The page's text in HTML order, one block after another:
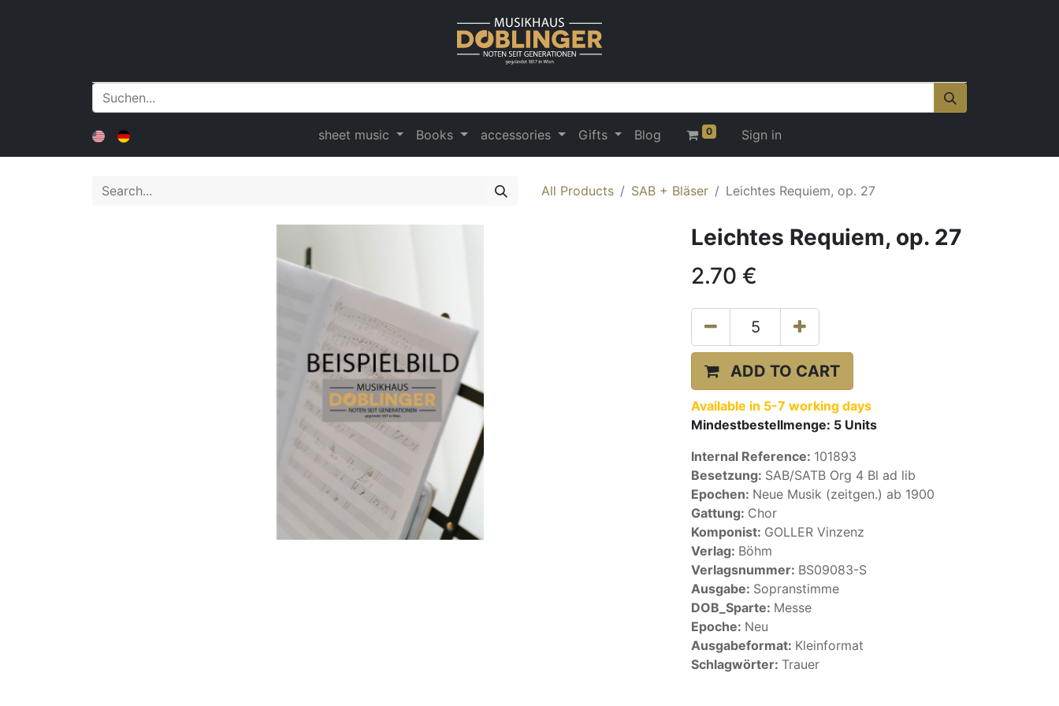
sheet music Books accessories Gifts Blog 0 Sign in
All Products SAB + Bläser Leichtes Requiem, op. 27
Leichtes Requiem, op. 27
2.70 €
ADD TO CART
Available in 5-7 working days
Mindestbestellmenge: 5 Units
Internal Reference: 101893
Besetzung: SAB/SATB Org 4 Bl ad lib
Epochen: Neue Musik (zeitgen.) ab 1900
Gattung: Chor
Komponist: GOLLER Vinzenz
Verlag: Böhm
Verlagsnummer: BS09083-S
Ausgabe: Sopranstimme
DOB_Sparte: Messe
Epoche: Neu
Ausgabeformat: Kleinformat
Schlagwörter: Trauer